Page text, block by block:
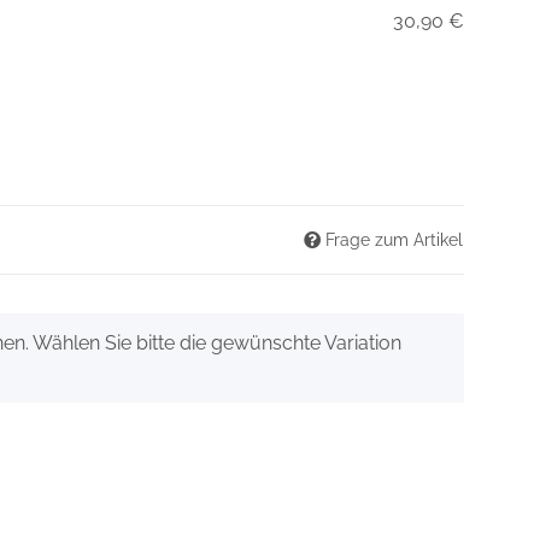
30,90 €
Frage zum Artikel
Wählen Sie bitte die gewünschte Variation